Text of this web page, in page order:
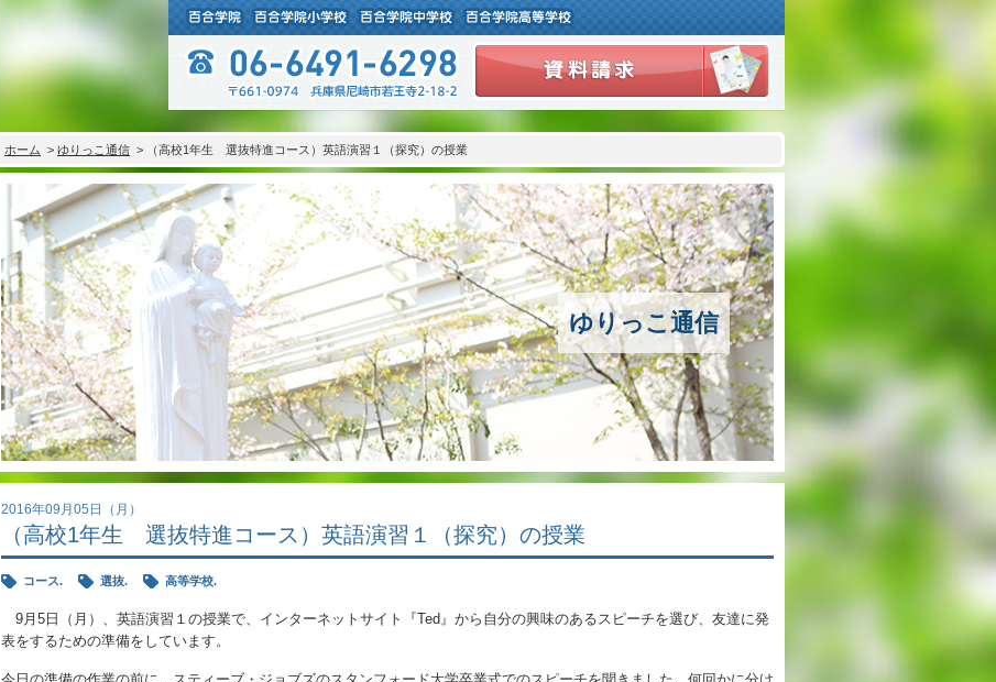
ホーム > ゆりっこ通信 > （高校1年生 選抜特進コース）英語演習１（探究）の授業
ゆりっこ通信
2016年09月05日（月）
（高校1年生 選抜特進コース）英語演習１（探究）の授業
コース. 選抜. 高等学校.
9月5日（月）、英語演習１の授業で、インターネットサイト『Ted』から自分の興味のあるスピーチを選び、友達に発
表をするための準備をしています。
ご挨拶
アクセスマップ
沿革
百合学院の３つの教育
アカデミックリサーチコース
キャリアリサーチコース
充実のフォローアップ体制